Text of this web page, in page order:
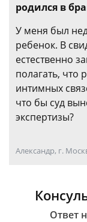
родился в
У меня был
ребенок. В
естественно
полагать, что
интимных
что бы суд
экспертизы?
Александр, г.
Ответ